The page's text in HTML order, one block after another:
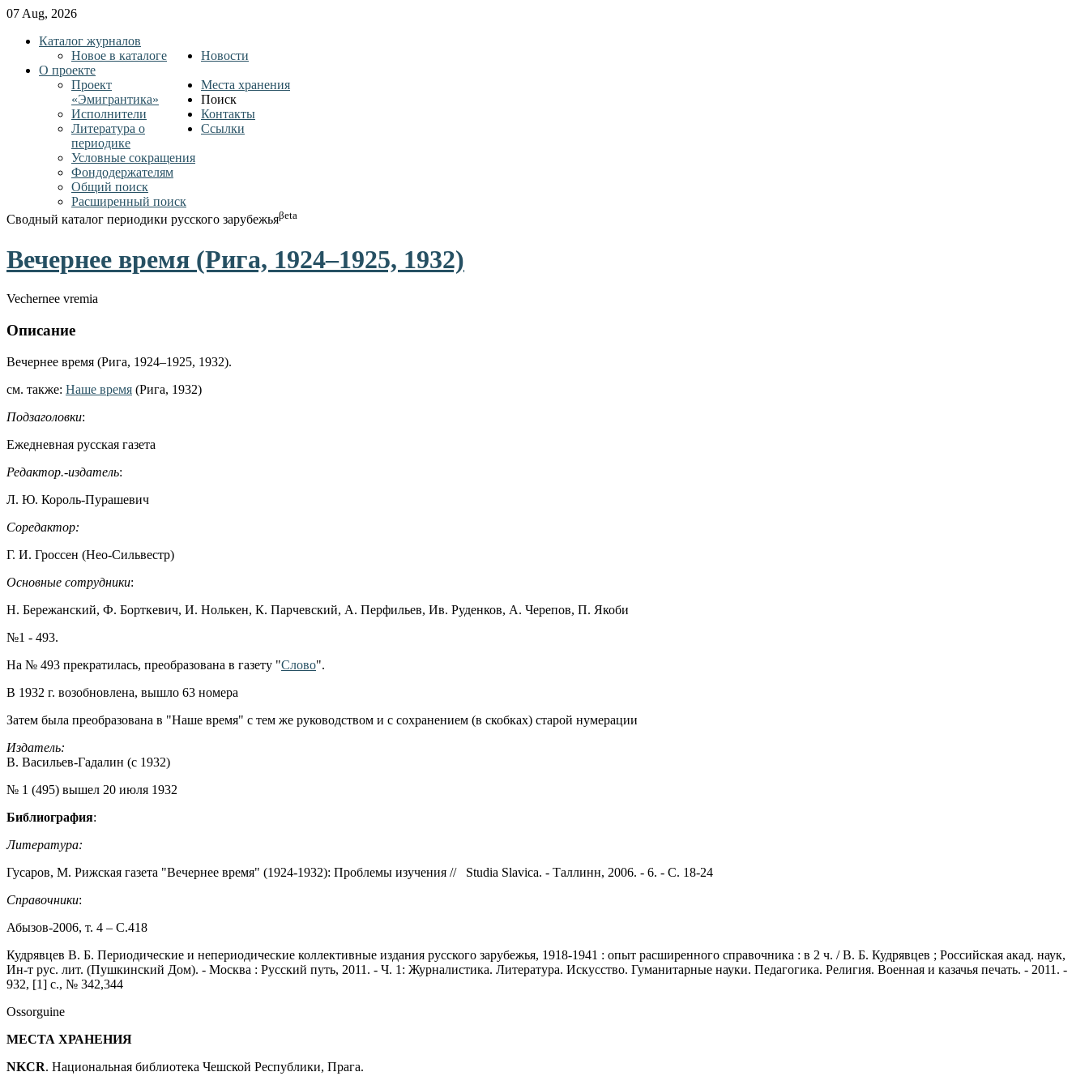
07 Aug, 2026
Каталог журналов
Новое в каталоге
Новости
О проекте
Проект
«Эмигрантика»
Исполнители
Литература о
периодике
Условные сокращения
Фондодержателям
Места хранения
Поиск
Общий поиск
Расширенный поиск
Контакты
Ссылки
Сводный каталог периодики русского зарубежьяβeta
Вечернее время (Рига, 1924–1925, 1932)
Vechernee vremia
Описание
Вечернее время (Рига, 1924–1925, 1932).
см. также: Наше время (Рига, 1932)
Подзаголовки:
Ежедневная русская газета
Редактор.-издатель:
Л. Ю. Король-Пурашевич
Соредактор:
Г. И. Гроссен (Нео-Сильвестр)
Основные сотрудники:
Н. Бережанский, Ф. Борткевич, И. Нолькен, К. Парчевский, А. Перфильев, Ив. Руденков, А. Черепов, П. Якоби
№1 - 493.
На № 493 прекратилась, преобразована в газету "Слово".
В 1932 г. возобновлена, вышло 63 номера
Затем была преобразована в "Наше время" с тем же руководством и с сохранением (в скобках) старой нумерации
Издатель:
В. Васильев-Гадалин (с 1932)
№ 1 (495) вышел 20 июля 1932
Библиография:
Литература:
Гусаров, М. Рижская газета "Вечернее время" (1924-1932): Проблемы изучения // Studia Slavica. - Таллинн, 2006. - 6. - С. 18-24
Справочники:
Абызов-2006, т. 4 – С.418
Кудрявцев В. Б. Периодические и непериодические коллективные издания русского зарубежья, 1918-1941 : опыт расширенного справочника : в 2 ч. / В. Б. Кудрявцев ; Российская акад. наук,
Ин-т рус. лит. (Пушкинский Дом). - Москва : Русский путь, 2011. - Ч. 1: Журналистика. Литература. Искусство. Гуманитарные науки. Педагогика. Религия. Военная и казачья печать. - 2011. -
932, [1] с., № 342,344
Ossorguine
МЕСТА ХРАНЕНИЯ
NKCR. Национальная библиотека Чешской Республики, Прага.